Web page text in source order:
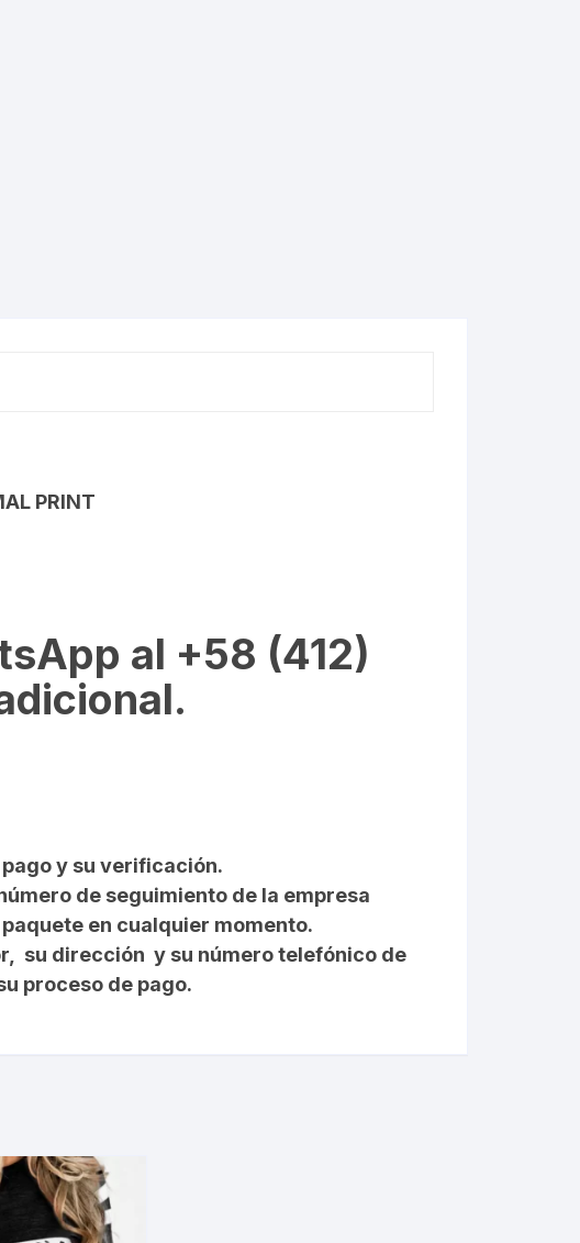
PRINT
al +58 (412)
y su verificación.
de seguimiento de la empresa
en cualquier momento.
su dirección y su número telefónico de
proceso de pago.